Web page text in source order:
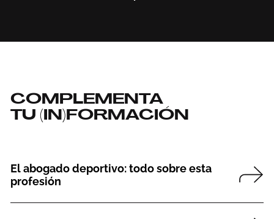
COMPLEMENTA
TU (IN)FORMACIÓN
El abogado deportivo: todo sobre esta
profesión